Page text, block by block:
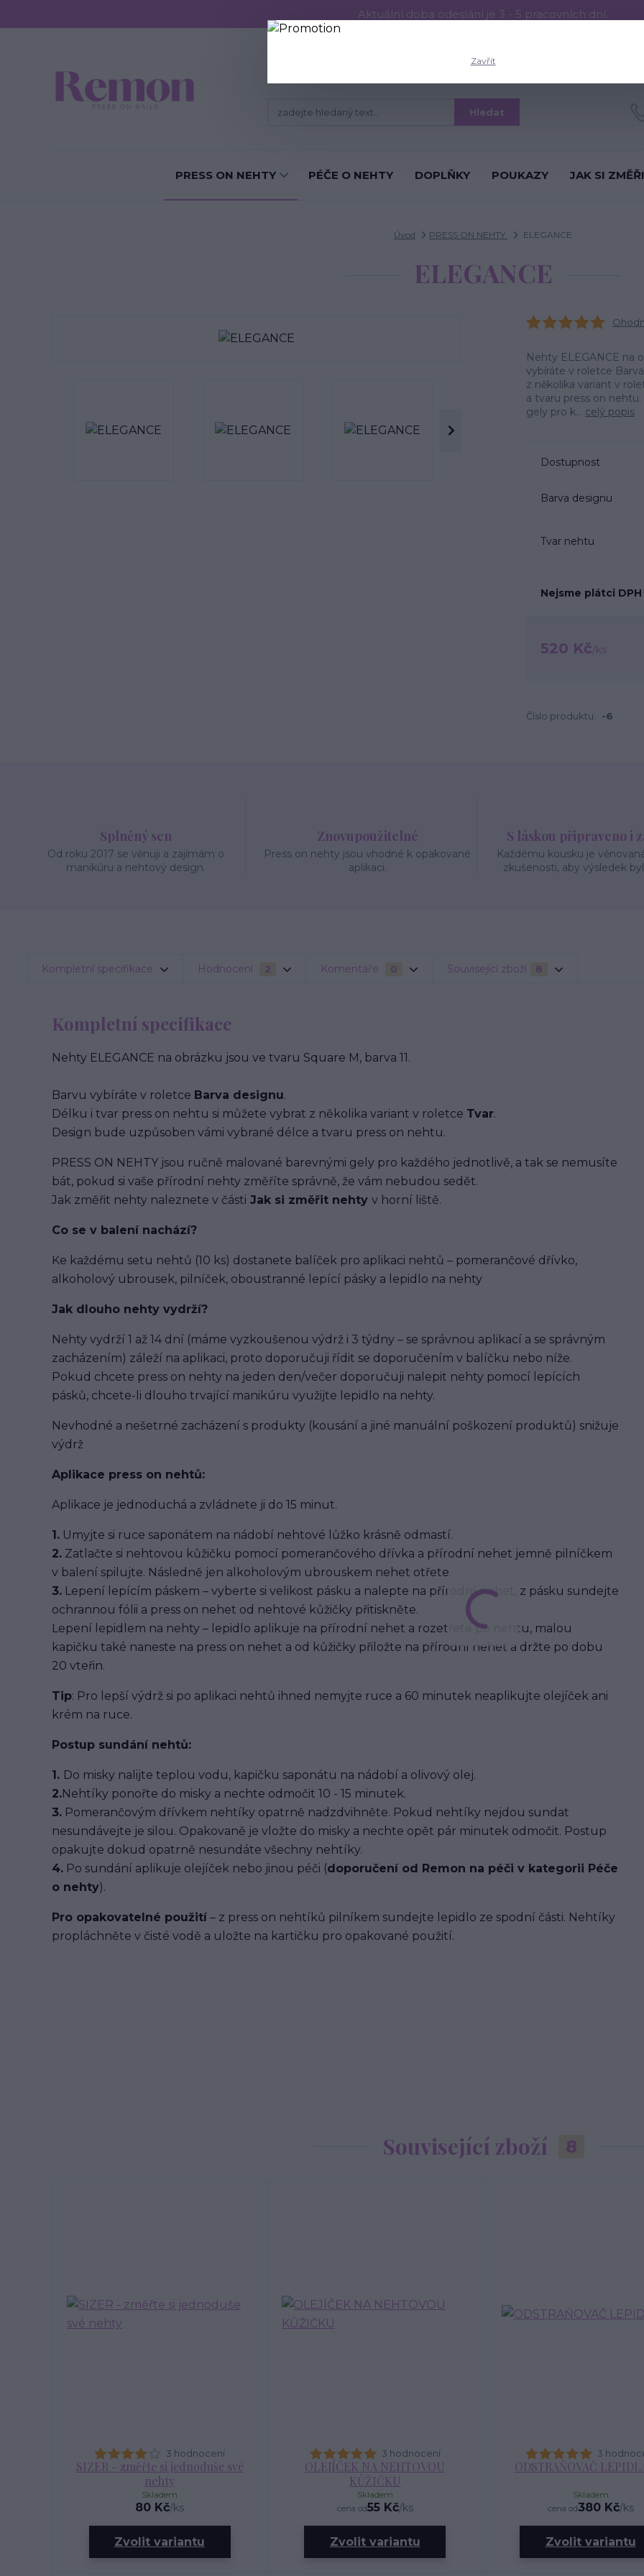
Aktuální doba odeslání je 3 - 5 pracovních dní.
Hledat
PRESS ON NEHTY PÉČE O NEHTY DOPLŇKY POUKAZY JAK SI
Úvod PRESS ON NEHTY ELEGANCE
ELEGANCE
Nehty ELEGANCE na
vybíráte v roletce
z několika variant v
a tvaru press on
gely pro k... celý popis
Dostupnost
Barva designu
Tvar nehtu
Nejsme plátci DPH
520 Kč/ks
Číslo produktu: -6
Splněný sen
Od roku 2017 se věnuji a zajímám o
manikúru a nehtový design.
Znovupoužitelné
Press on nehty jsou vhodné k opakované
aplikaci.
S láskou připraveno i
Každému kousku je
zkušenosti, aby výsledek
Kompletní specifikace Hodnocení 2 Komentáře 0 Související zboží 8
Kompletní specifikace
Nehty ELEGANCE na obrázku jsou ve tvaru Square M, barva 11.
Barvu vybíráte v roletce Barva designu.
Délku i tvar press on nehtu si můžete vybrat z několika variant v roletce Tvar.
Design bude uzpůsoben vámi vybrané délce a tvaru press on nehtu.
PRESS ON NEHTY jsou ručně malované barevnými gely pro každého jednotlivě, a tak se nemusíte
bát, pokud si vaše přírodní nehty změříte správně, že vám nebudou sedět.
Jak změřit nehty naleznete v části Jak si změřit nehty v horní liště.
Co se v balení nachází?
Ke každému setu nehtů (10 ks) dostanete balíček pro aplikaci nehtů – pomerančové dřívko,
alkoholový ubrousek, pilníček, oboustranné lepící pásky a lepidlo na nehty
Jak dlouho nehty vydrží?
Nehty vydrží 1 až 14 dní (máme vyzkoušenou výdrž i 3 týdny – se správnou aplikací a se správným
zacházením) záleží na aplikaci, proto doporučuji řídit se doporučením v balíčku nebo níže.
Pokud chcete press on nehty na jeden den/večer doporučuji nalepit nehty pomocí lepících
pásků, chcete-li dlouho trvající manikúru využijte lepidlo na nehty.
Nevhodné a nešetrné zacházení s produkty (kousání a jiné manuální poškození produktů) snižuje
výdrž
Aplikace press on nehtů:
Aplikace je jednoduchá a zvládnete ji do 15 minut.
1. Umyjte si ruce saponátem na nádobí nehtové lůžko krásně odmastí.
2. Zatlačte si nehtovou kůžičku pomocí pomerančového dřívka a přírodní nehet jemně pilníčkem
v balení spilujte. Následně jen alkoholovým ubrouskem nehet otřete.
3. Lepení lepícím páskem – vyberte si velikost pásku a nalepte na přírodní nehet, z pásku sundejte
ochrannou fólii a press on nehet od nehtové kůžičky přitiskněte.
Lepení lepidlem na nehty – lepidlo aplikuje na přírodní nehet a rozetřete po nehtu, malou
kapičku také naneste na press on nehet a od kůžičky přiložte na přírodní nehet a držte po dobu
20 vteřin.
Tip: Pro lepší výdrž si po aplikaci nehtů ihned nemyjte ruce a 60 minutek neaplikujte olejíček ani
krém na ruce.
Postup sundání nehtů:
1. Do misky nalijte teplou vodu, kapičku saponátu na nádobí a olivový olej.
2.Nehtíky ponořte do misky a nechte odmočit 10 - 15 minutek.
3. Pomerančovým dřívkem nehtíky opatrně nadzdvihněte. Pokud nehtíky nejdou sundat
nesundávejte je silou. Opakovaně je vložte do misky a nechte opět pár minutek odmočit. Postup
opakujte dokud opatrně nesundáte všechny nehtíky.
4. Po sundání aplikuje olejíček nebo jinou péči (doporučení od Remon na péči v kategorii Péče
o nehty).
Pro opakovatelné použití – z press on nehtíků pilníkem sundejte lepidlo ze spodní části. Nehtíky
propláchněte v čisté vodě a uložte na kartičku pro opakované použití.
Související zboží 8
3 hodnocení
SIZER - změřte si jednoduše své
nehty
80 Kč/ks
Skladem
Zvolit variantu
3 hodnocení
OLEJÍČEK NA NEHTOVOU
KŮŽIČKU
cena od55 Kč/ks
Skladem
Zvolit variantu
3
ODSTRAŇOVAČ
cena od380 Kč/ks
Skladem
Zvolit variantu
Zavřít